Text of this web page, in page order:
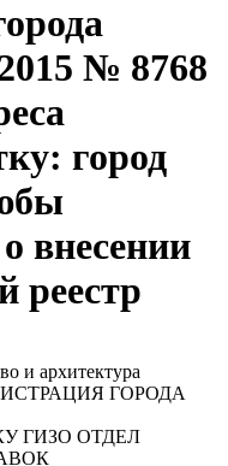
№ 8768
город
внесении
реестр
и архитектура
ГОРОДА
ГИЗО ОТДЕЛ